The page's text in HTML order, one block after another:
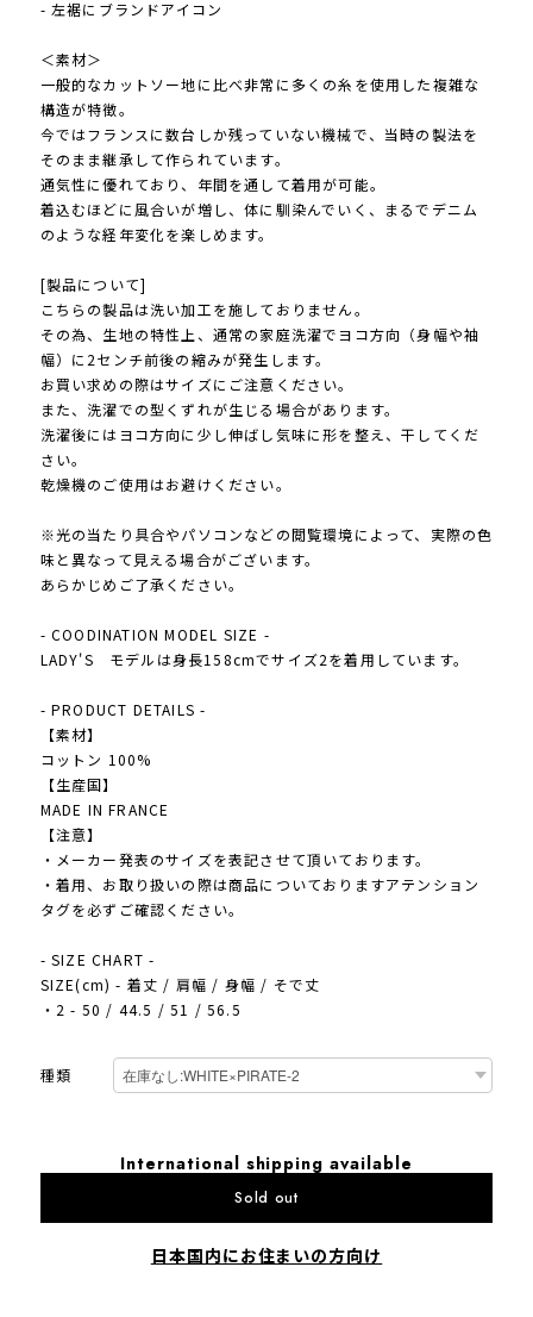
- 左裾にブランドアイコン
＜素材＞
一般的なカットソー地に比べ非常に多くの糸を使用した複雑な
構造が特徴。
今ではフランスに数台しか残っていない機械で、当時の製法を
そのまま継承して作られています。
通気性に優れており、年間を通して着用が可能。
着込むほどに風合いが増し、体に馴染んでいく、まるでデニム
のような経年変化を楽しめます。
[製品について]
こちらの製品は洗い加工を施しておりません。
その為、生地の特性上、通常の家庭洗濯でヨコ方向（身幅や袖
幅）に2センチ前後の縮みが発生します。
お買い求めの際はサイズにご注意ください。
また、洗濯での型くずれが生じる場合があります。
洗濯後にはヨコ方向に少し伸ばし気味に形を整え、干してくだ
さい。
乾燥機のご使用はお避けください。
※光の当たり具合やパソコンなどの閲覧環境によって、実際の色
味と異なって見える場合がございます。
あらかじめご了承ください。
- COODINATION MODEL SIZE -
LADY'S モデルは身長158cmでサイズ2を着用しています。
- PRODUCT DETAILS -
【素材】
コットン 100%
【生産国】
MADE IN FRANCE
【注意】
・メーカー発表のサイズを表記させて頂いております。
・着用、お取り扱いの際は商品についておりますアテンション
タグを必ずご確認ください。
- SIZE CHART -
SIZE(cm) - 着丈 / 肩幅 / 身幅 / そで丈
・2 - 50 / 44.5 / 51 / 56.5
種類
International shipping available
Sold out
日本国内にお住まいの方向け